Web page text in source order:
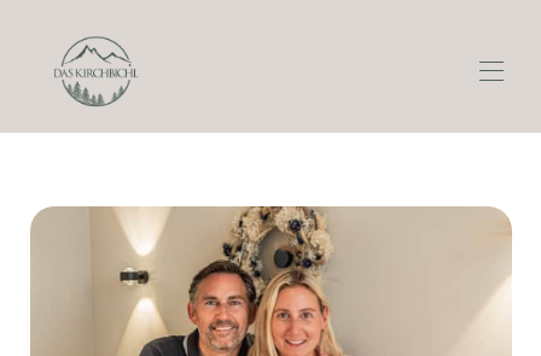
Übersicht
Fotos
Über Uns
Lage
Preise
Verfügbarkeit